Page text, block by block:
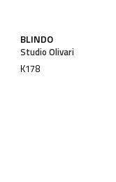
BLINDO
Studio Olivari
K178